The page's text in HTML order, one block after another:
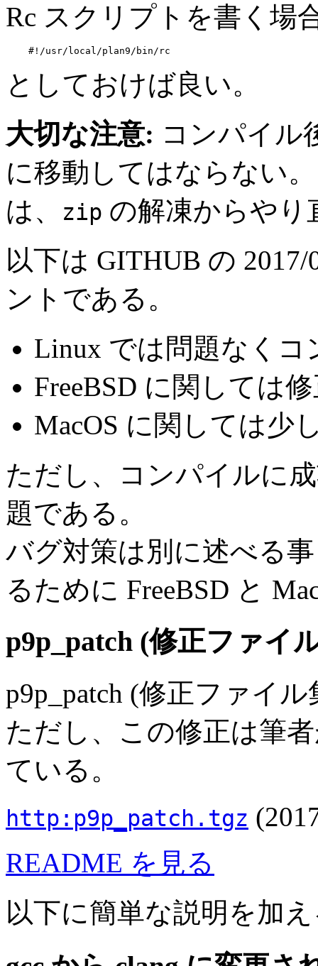
Rc スクリプトを書く場
としておけば良い。
大切な注意: コンパイル
に移動してはならない
は、
zip の解凍からやり
以下は GITHUB の
ントである。
Linux では問題なくコ
FreeBSD に関しては
MacOS に関しては少
ただし、コンパイルに
題である。
バグ対策は別に述べる
るために FreeBSD と
p9p_patch (修正ファイ
p9p_patch (修正ファイ
ただし、この修正は筆
ている。
http:p9p_patch.tgz
README を見る
以下に簡単な説明を加